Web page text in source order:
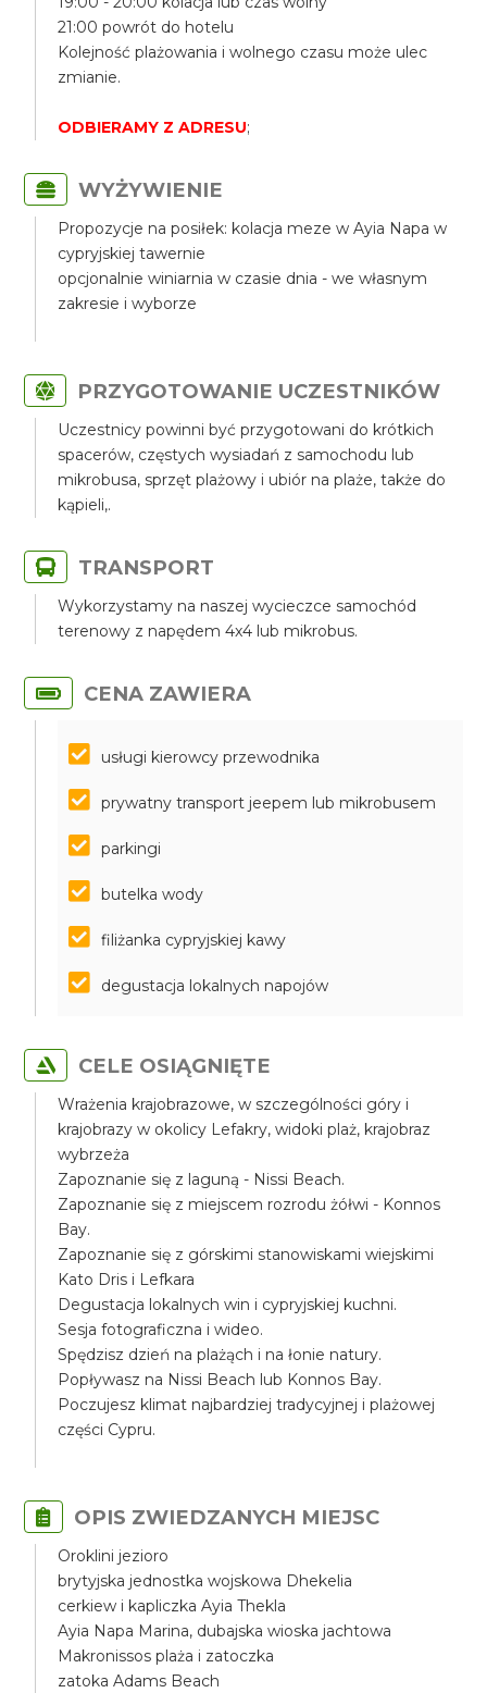
21:00 powrót do hotelu
Kolejność plażowania i wolnego czasu może ulec
zmianie.
ODBIERAMY Z ADRESU;
WYŻYWIENIE
Propozycje na posiłek: kolacja meze w Ayia Napa w
cypryjskiej tawernie
opcjonalnie winiarnia w czasie dnia - we własnym
zakresie i wyborze
PRZYGOTOWANIE UCZESTNIKÓW
Uczestnicy powinni być przygotowani do krótkich
spacerów, częstych wysiadań z samochodu lub
mikrobusa, sprzęt plażowy i ubiór na plaże, także do
kąpieli,.
TRANSPORT
Wykorzystamy na naszej wycieczce samochód
terenowy z napędem 4x4 lub mikrobus.
CENA ZAWIERA
usługi kierowcy przewodnika
prywatny transport jeepem lub mikrobusem
parkingi
butelka wody
filiżanka cypryjskiej kawy
degustacja lokalnych napojów
CELE OSIĄGNIĘTE
Wrażenia krajobrazowe, w szczególności góry i
krajobrazy w okolicy Lefakry, widoki plaż, krajobraz
wybrzeża
Zapoznanie się z laguną - Nissi Beach.
Zapoznanie się z miejscem rozrodu żółwi - Konnos
Bay.
Zapoznanie się z górskimi stanowiskami wiejskimi
Kato Dris i Lefkara
Degustacja lokalnych win i cypryjskiej kuchni.
Sesja fotograficzna i wideo.
Spędzisz dzień na plażąch i na łonie natury.
Popływasz na Nissi Beach lub Konnos Bay.
Poczujesz klimat najbardziej tradycyjnej i plażowej
części Cypru.
OPIS ZWIEDZANYCH MIEJSC
Oroklini jezioro
brytyjska jednostka wojskowa Dhekelia
cerkiew i kapliczka Ayia Thekla
Ayia Napa Marina, dubajska wioska jachtowa
Makronissos plaża i zatoczka
zatoka Adams Beach